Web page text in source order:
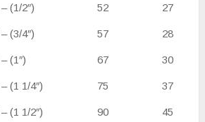
(1/2″) 52 27
(3/4″) 57 28
(1″) 67 30
(1 1/4″) 75 37
(1 1/2″) 90 45